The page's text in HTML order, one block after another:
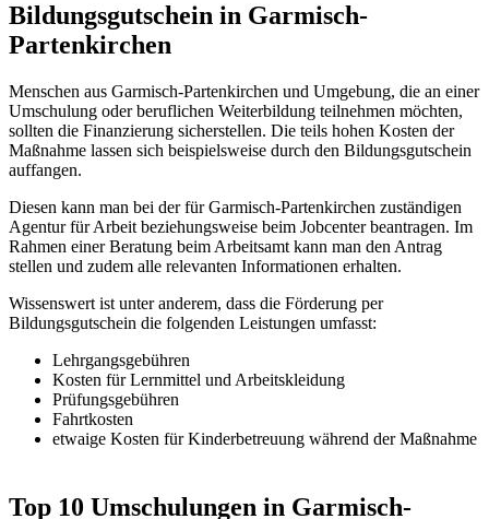
Bildungsgutschein in Garmisch-
Partenkirchen
Menschen aus Garmisch-Partenkirchen und Umgebung, die an einer
Umschulung oder beruflichen Weiterbildung teilnehmen möchten,
sollten die Finanzierung sicherstellen. Die teils hohen Kosten der
Maßnahme lassen sich beispielsweise durch den Bildungsgutschein
auffangen.
Diesen kann man bei der für Garmisch-Partenkirchen zuständigen
Agentur für Arbeit beziehungsweise beim Jobcenter beantragen. Im
Rahmen einer Beratung beim Arbeitsamt kann man den Antrag
stellen und zudem alle relevanten Informationen erhalten.
Wissenswert ist unter anderem, dass die Förderung per
Bildungsgutschein die folgenden Leistungen umfasst:
Lehrgangsgebühren
Kosten für Lernmittel und Arbeitskleidung
Prüfungsgebühren
Fahrtkosten
etwaige Kosten für Kinderbetreuung während der Maßnahme
Top 10 Umschulungen in Garmisch-